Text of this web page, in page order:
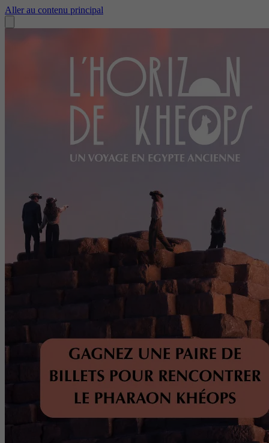
Aller au contenu principal